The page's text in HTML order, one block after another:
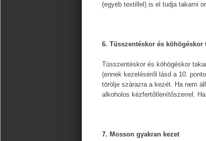
(egyéb textillel) is el tudja takarni
6. Tüsszentéskor és köhögéskor
Tüsszentéskor és köhögéskor
(ennek kezeléséről lásd a 10.
törölje szárazra a kezét. Ha nem
alkoholos kézfertőtlenítőszerrel.
7. Mosson gyakran kezet